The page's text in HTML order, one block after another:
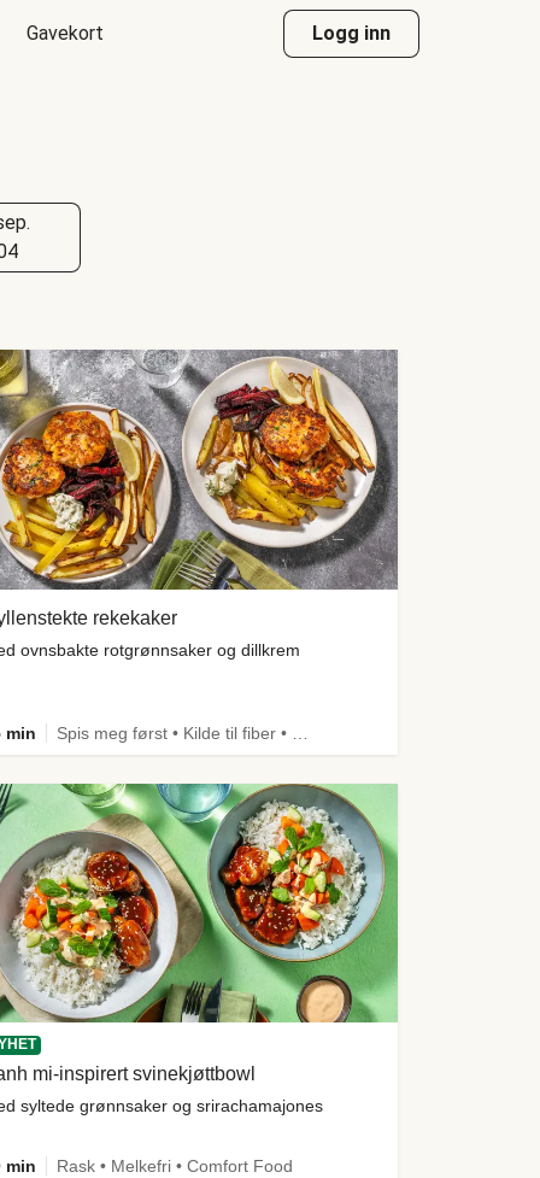
Gavekort Logg inn
rekekaker
ovnsbakte rotgrønnsaker og dillkrem
min
mi-inspirert svinekjøttbowl
syltede grønnsaker og srirachamajones
min Rask • Melkefri • Comfort Food